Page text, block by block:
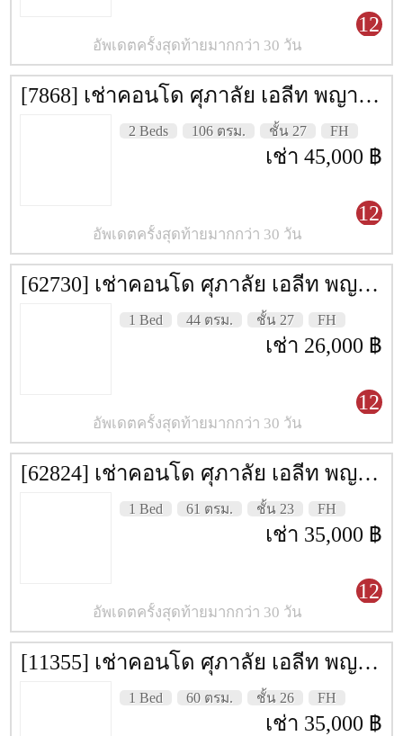
12
อัพเดตครั้งสุดท้ายมากกว่า 30 วัน
[7868] เช่าคอนโด ศุภาลัย เอลีท พญาไท [Supalai Elite Phyathai] 106 ตรม. ชั้น 27
2 Beds 106 ตรม. ชั้น 27 FH
เช่า 45,000 ฿
12
อัพเดตครั้งสุดท้ายมากกว่า 30 วัน
[62730] เช่าคอนโด ศุภาลัย เอลีท พญาไท [Supalai Elite Phyathai] 44 ตรม. ชั้น 27
1 Bed 44 ตรม. ชั้น 27 FH
เช่า 26,000 ฿
12
อัพเดตครั้งสุดท้ายมากกว่า 30 วัน
[62824] เช่าคอนโด ศุภาลัย เอลีท พญาไท [Supalai Elite Phyathai] 61 ตรม. ชั้น 23
1 Bed 61 ตรม. ชั้น 23 FH
เช่า 35,000 ฿
12
อัพเดตครั้งสุดท้ายมากกว่า 30 วัน
[11355] เช่าคอนโด ศุภาลัย เอลีท พญาไท [Supalai Elite Phyathai] 60 ตรม. ชั้น 26
1 Bed 60 ตรม. ชั้น 26 FH
เช่า 35,000 ฿